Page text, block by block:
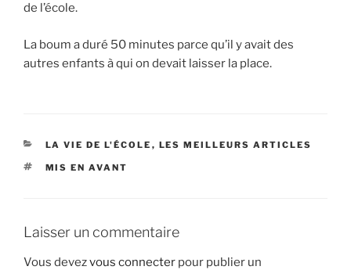
de l’école.
La boum a duré 50 minutes parce qu’il y avait des
autres enfants à qui on devait laisser la place.
CATÉGORIES
LA VIE DE L'ÉCOLE , LES MEILLEURS ARTICLES
ÉTIQUETTES
MIS EN AVANT
Laisser un commentaire
Vous devezvous connecter pour publier un